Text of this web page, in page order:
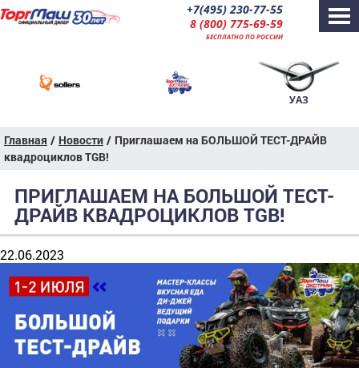
+7(495) 230-77-55
8 (800) 775-69-59
БЕСПЛАТНО ПО РОССИИ
УАЗ
Главная / Новости / Приглашаем на БОЛЬШОЙ ТЕСТ-ДРАЙВ
квадроциклов TGB!
ПРИГЛАШАЕМ НА БОЛЬШОЙ ТЕСТ-
ДРАЙВ КВАДРОЦИКЛОВ TGB!
22.06.2023